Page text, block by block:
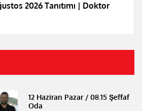
2026 Tanıtımı | Doktor
12 Haziran Pazar / 08.15 Şeffaf
Oda